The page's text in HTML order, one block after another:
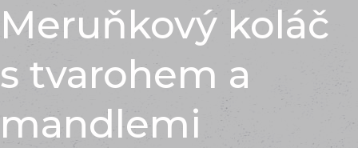
Meruňkový koláč
s tvarohem a
mandlemi